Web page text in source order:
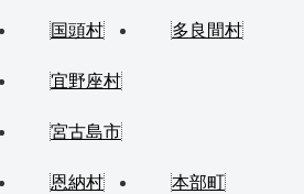
国頭村 多良間村
宜野座村
宮古島市
恩納村 本部町